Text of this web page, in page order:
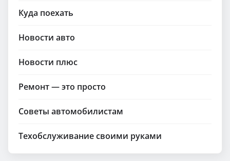
Куда поехать
Новости авто
Новости плюс
Ремонт — это просто
Советы автомобилистам
Техобслуживание своими руками